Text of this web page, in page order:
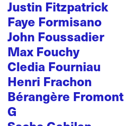
Justin Fitzpatrick
Faye Formisano
John Foussadier
Max Fouchy
Cledia Fourniau
Henri Frachon
Bérangère Fromont
G